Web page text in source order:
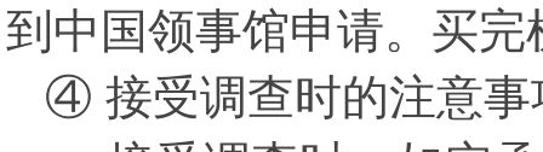
到中国领事馆申请。买
④ 接受调查时的注意事